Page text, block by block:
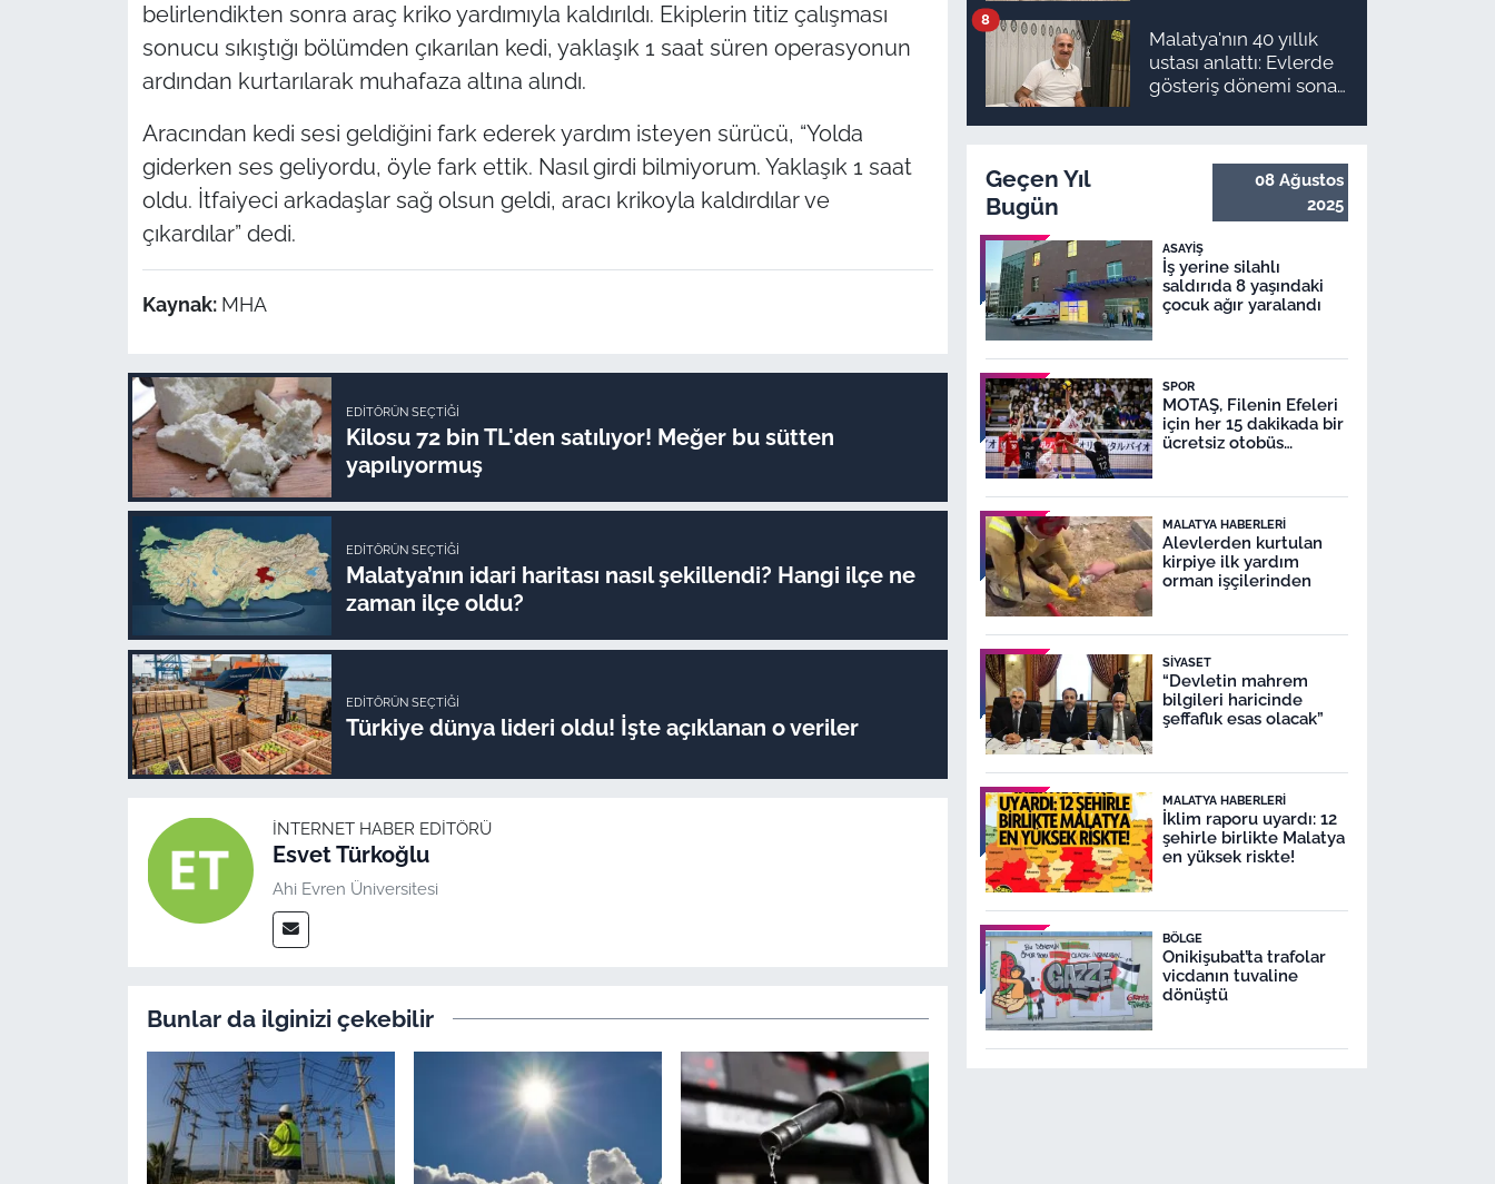
belirlendikten sonra araç kriko yardımıyla kaldırıldı. Ekiplerin titiz çalışması
sonucu sıkıştığı bölümden çıkarılan kedi, yaklaşık 1 saat süren operasyonun
ardından kurtarılarak muhafaza altına alındı.
Aracından kedi sesi geldiğini fark ederek yardım isteyen sürücü, “Yolda
giderken ses geliyordu, öyle fark ettik. Nasıl girdi bilmiyorum. Yaklaşık 1 saat
oldu. İtfaiyeci arkadaşlar sağ olsun geldi, aracı krikoyla kaldırdılar ve
çıkardılar” dedi.
Kaynak: MHA
EDITÖRÜN SEÇTIĞI
Kilosu 72 bin TL'den satılıyor! Meğer bu sütten
yapılıyormuş
EDITÖRÜN SEÇTIĞI
Malatya’nın idari haritası nasıl şekillendi? Hangi ilçe ne
zaman ilçe oldu?
EDITÖRÜN SEÇTIĞI
Türkiye dünya lideri oldu! İşte açıklanan o veriler
İNTERNET HABER EDITÖRÜ
Esvet Türkoğlu
Ahi Evren Üniversitesi
Bunlar da ilginizi çekebilir
Malatya'nın 40 yıllık
ustası anlattı: Evlerde
gösteriş dönemi sona
8
Geçen Yıl
Bugün
08 Ağustos
2025
ASAYIŞ
İş yerine silahlı
saldırıda 8 yaşındaki
çocuk ağır yaralandı
SPOR
MOTAŞ, Filenin Efeleri
için her 15 dakikada bir
ücretsiz otobüs
MALATYA HABERLERI
Alevlerden kurtulan
kirpiye ilk yardım
orman işçilerinden
SIYASET
“Devletin mahrem
bilgileri haricinde
şeffaflık esas olacak”
MALATYA HABERLERI
İklim raporu uyardı: 12
şehirle birlikte Malatya
en yüksek riskte!
BÖLGE
Onikişubat’ta trafolar
vicdanın tuvaline
dönüştü